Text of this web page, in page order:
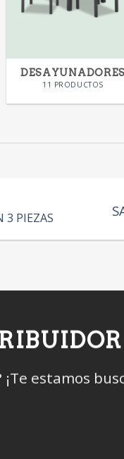
DESAYUNADORES
11 PRODUCTOS
estamos